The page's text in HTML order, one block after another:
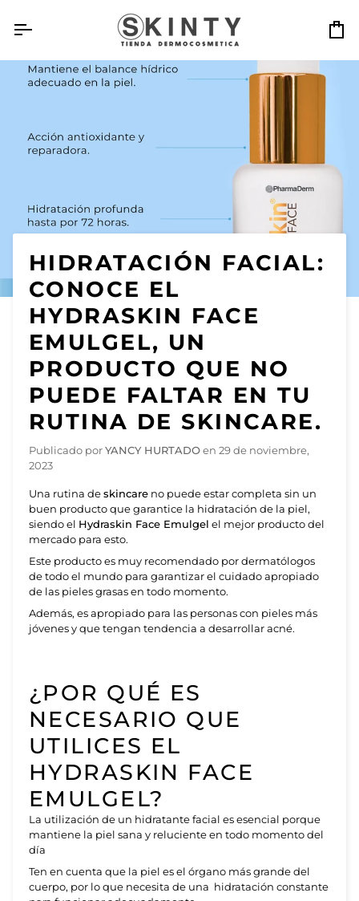
directamente
HIDRATACIÓN FACIAL:
CONOCE EL
HYDRASKIN FACE
EMULGEL, UN
PRODUCTO QUE NO
PUEDE FALTAR EN TU
RUTINA DE SKINCARE.
Publicado porYANCY HURTADOen 29 de noviembre,
2023
Una rutina deskincare no puede estar completa sin un
buen producto que garantice la hidratación de la piel,
siendo el Hydraskin Face Emulgel el mejor producto del
mercado para esto.
Este producto es muy recomendado por dermatólogos
de todo el mundo para garantizar el cuidado apropiado
de las pieles grasas en todo momento.
Además, es apropiado para las personas con pieles más
jóvenes y que tengan tendencia a desarrollar acné.
¿POR QUÉ ES
NECESARIO QUE
UTILICES EL
HYDRASKIN FACE
EMULGEL?
La utilización de un hidratante facial es esencial porque
mantiene la piel sana y reluciente en todo momento del
día
Ten en cuenta que la piel es el órgano más grande del
cuerpo, por lo que necesita de una hidratación constante